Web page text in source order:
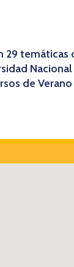
29 temáticas
de